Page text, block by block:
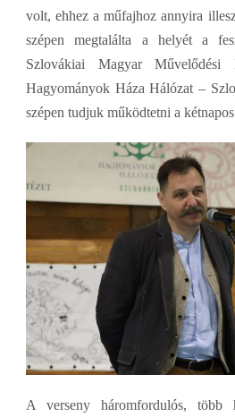
volt, ehhez a műfajhoz annyira
szépen megtalálta a helyét a
Szlovákiai Magyar
Hagyományok Háza Hálózat –
szépen tudjuk működtetni a
A verseny háromfordulós, több